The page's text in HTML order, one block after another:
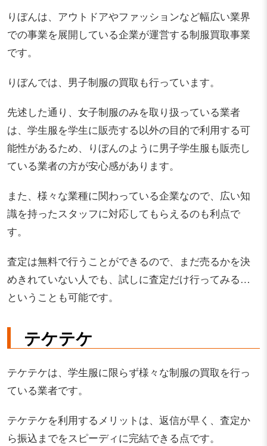
りぼんは、アウトドアやファッションなど幅広い業界
での事業を展開している企業が運営する制服買取事業
です。
りぼんでは、男子制服の買取も行っています。
先述した通り、女子制服のみを取り扱っている業者
は、学生服を学生に販売する以外の目的で利用する可
能性があるため、りぼんのように男子学生服も販売し
ている業者の方が安心感があります。
また、様々な業種に関わっている企業なので、広い知
識を持ったスタッフに対応してもらえるのも利点で
す。
査定は無料で行うことができるので、まだ売るかを決
めきれていない人でも、試しに査定だけ行ってみる…
ということも可能です。
テケテケ
テケテケは、学生服に限らず様々な制服の買取を行っ
ている業者です。
テケテケを利用するメリットは、返信が早く、査定か
ら振込までをスピーディに完結できる点です。